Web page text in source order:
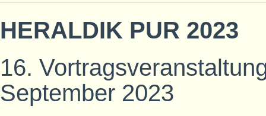
HERALDIK PUR 2023
16.
September 2023